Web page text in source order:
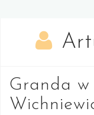
Granda w